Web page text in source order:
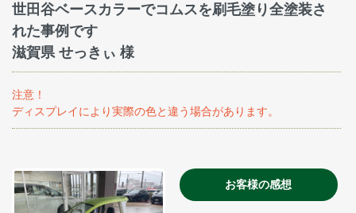
世田谷ベースカラーでコムスを刷毛塗り全塗装さ
れた事例です
滋賀県 せっきぃ 様
注意！
ディスプレイにより実際の色と違う場合があります。
お客様の感想